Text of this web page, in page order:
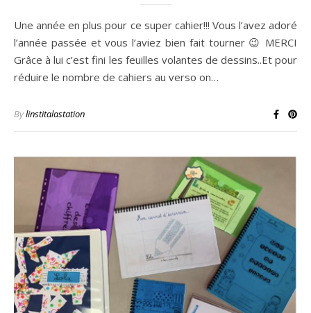
Une année en plus pour ce super cahier!!! Vous l’avez adoré
l’année passée et vous l’aviez bien fait tourner 😉 MERCI
Grâce à lui c’est fini les feuilles volantes de dessins..Et pour
réduire le nombre de cahiers au verso on…
Bylinstitalastation